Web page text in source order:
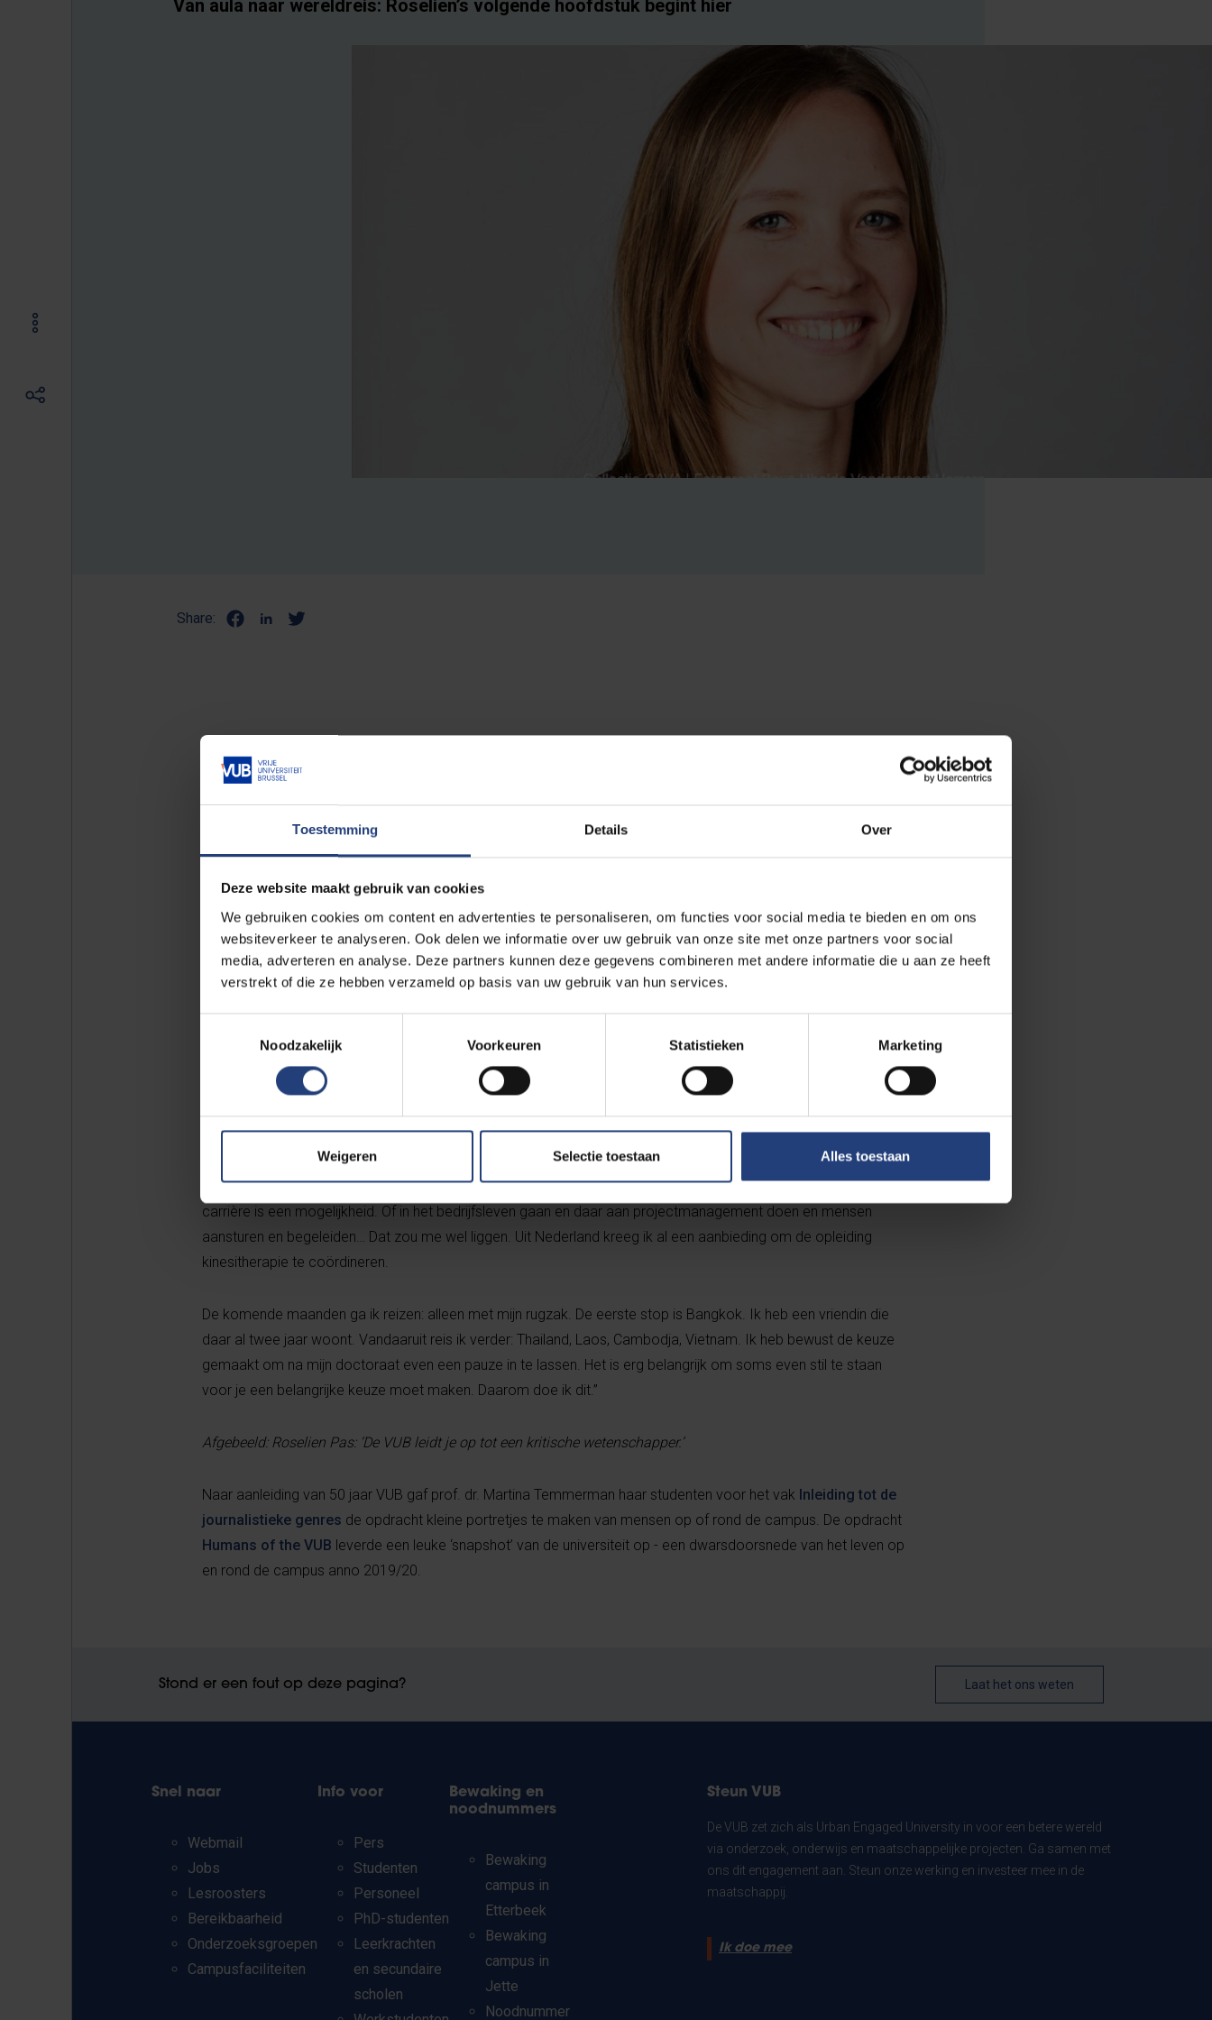
Toestemming Details Over
Deze website maakt gebruik van cookies
We gebruiken cookies om content en advertenties te personaliseren, om functies voor social media te bieden en om ons
websiteverkeer te analyseren. Ook delen we informatie over uw gebruik van onze site met onze partners voor social
media, adverteren en analyse. Deze partners kunnen deze gegevens combineren met andere informatie die u aan ze heeft
verstrekt of die ze hebben verzameld op basis van uw gebruik van hun services.
Noodzakelijk
Voorkeuren Statistieken Marketing
Weigeren Selectie toestaan Alles toestaan
Van aula naar wereldreis: Roselien’s volgende hoofdstuk begint hier
Share:
“Hallo. Ik ben Roselien Pas. Ik heb aan de VUB kinesitherapie gestudeerd en ik heb net mijn doctoraatsthesis
afgelegd. Toen ik achttien was en een universiteit moest kiezen was ik eerst ingeschreven aan de KULeuven.
Maar de eerste twee weken daar vielen zo hard tegen! We waren met wel vijfhonderd studenten. Het was er
makkelijker. Ik ben heel blij met de keuze die ik gemaakt heb. Bovendien doet de VUB ook echt wel wat ze zegt
te doen: je opleiden tot een kritisch mens, tot een kritische wetenschapper. Dat heb ik altijd gemerkt. Ik heb ook
Dat is heel plezant.
Ik ga absoluut geen praktijk als kinesist beginnen, maar voor de rest laat ik alle opties open. Een academische
carrière is een mogelijkheid. Of in het bedrijfsleven gaan en daar aan projectmanagement doen en mensen
aansturen en begeleiden… Dat zou me wel liggen. Uit Nederland kreeg ik al een aanbieding om de opleiding
kinesitherapie te coördineren.
De komende maanden ga ik reizen: alleen met mijn rugzak. De eerste stop is Bangkok. Ik heb een vriendin die
daar al twee jaar woont. Vandaaruit reis ik verder: Thailand, Laos, Cambodja, Vietnam. Ik heb bewust de keuze
gemaakt om na mijn doctoraat even een pauze in te lassen. Het is erg belangrijk om soms even stil te staan
voor je een belangrijke keuze moet maken. Daarom doe ik dit.”
Afgebeeld: Roselien Pas: ‘De VUB leidt je op tot een kritische wetenschapper.’
Naar aanleiding van 50 jaar VUB gaf prof. dr. Martina Temmerman haar studenten voor het vak Inleiding tot de
journalistieke genres de opdracht kleine portretjes te maken van mensen op of rond de campus. De opdracht
Humans of the VUB leverde een leuke ‘snapshot’ van de universiteit op - een dwarsdoorsnede van het leven op
en rond de campus anno 2019/20.
Stond er een fout op deze pagina? Laat het ons weten
Snel naar
Webmail
Jobs
Lesroosters
Bereikbaarheid
Onderzoeksgroepen
Campusfaciliteiten
Info voor
Pers
Studenten
Personeel
PhD-studenten
Leerkrachten
en secundaire
scholen
Bewaking en
noodnummers
Bewaking
campus in
Etterbeek
Bewaking
campus in
Jette
Noodnummer
Steun VUB
De VUB zet zich als Urban Engaged University in voor een betere wereld
via onderzoek, onderwijs en maatschappelijke projecten. Ga samen met
ons dit engagement aan. Steun onze werking en investeer mee in de
maatschappij.
Ik doe mee